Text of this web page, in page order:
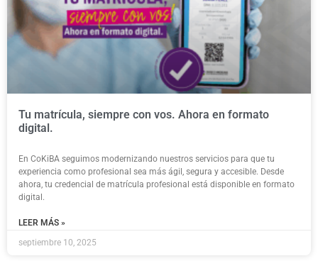
Tu matrícula, siempre con vos. Ahora en formato
digital.
En CoKiBA seguimos modernizando nuestros servicios para que tu
experiencia como profesional sea más ágil, segura y accesible. Desde
ahora, tu credencial de matrícula profesional está disponible en formato
digital.
LEER MÁS »
septiembre 10, 2025